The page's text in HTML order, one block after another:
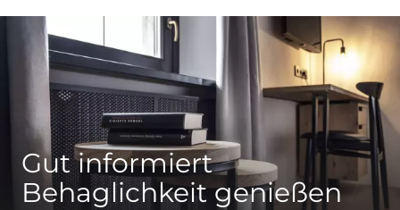
Gut informiert
Behaglichkeit genießen